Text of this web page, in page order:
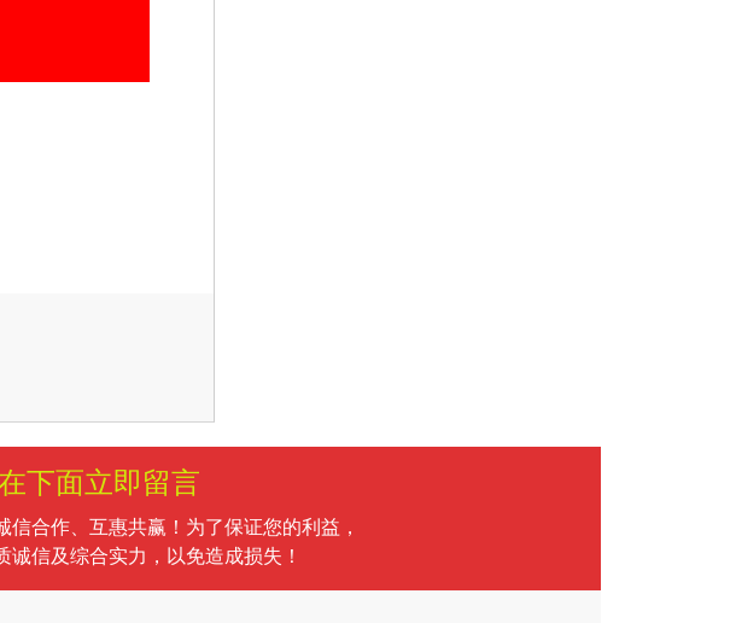
下面立即留言
合作、互惠共赢！为了保证您的利益，
信及综合实力，以免造成损失！